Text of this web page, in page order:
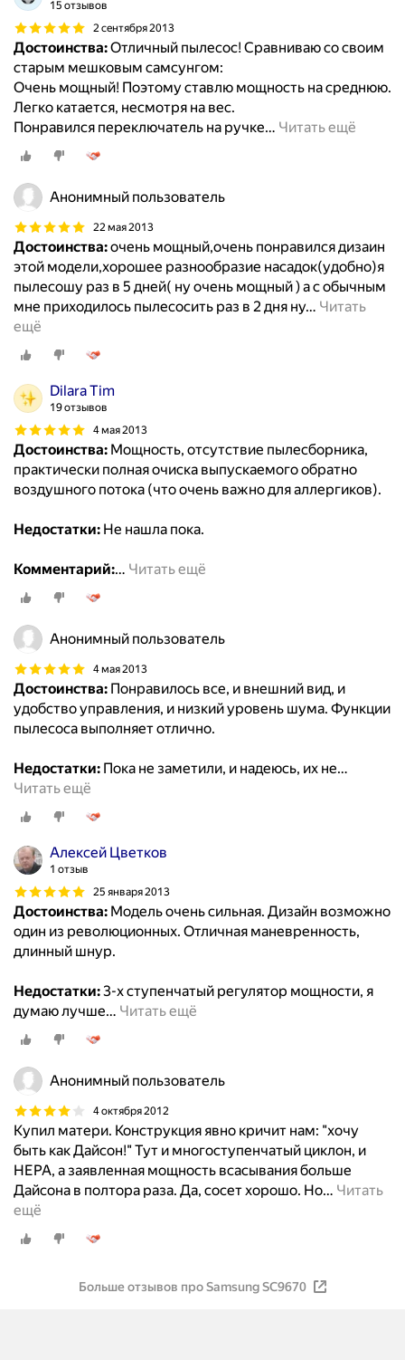
15 отзывов
2 сентября 2013
Достоинства:Отличный пылесос! Сравниваю со своим
старым мешковым самсунгом:
Очень мощный! Поэтому ставлю мощность на среднюю.
Легко катается, несмотря на вес.
Понравился переключатель на ручке… Читать ещё
Анонимный пользователь
22 мая 2013
Достоинства:очень мощный,очень понравился дизаин
этой модели,хорошее разнообразие насадок(удобно)я
пылесошу раз в 5 дней( ну очень мощный ) а с обычным
мне приходилось пылесосить раз в 2 дня ну… Читать
ещё
Dilara Tim
19 отзывов
4 мая 2013
Достоинства: Мощность, отсутствие пылесборника,
практически полная очиска выпускаемого обратно
воздушного потока (что очень важно для аллергиков).
Недостатки: Не нашла пока.
Комментарий:… Читать ещё
Анонимный пользователь
4 мая 2013
Достоинства: Понравилось все, и внешний вид, и
удобство управления, и низкий уровень шума. Функции
пылесоса выполняет отлично.
Недостатки: Пока не заметили, и надеюсь, их не…
Читать ещё
Алексей Цветков
1 отзыв
25 января 2013
Достоинства: Модель очень сильная. Дизайн возможно
один из революционных. Отличная маневренность,
длинный шнур.
Недостатки:3-х ступенчатый регулятор мощности, я
думаю лучше… Читать ещё
Анонимный пользователь
4 октября 2012
Купил матери. Конструкция явно кричит нам: "хочу
быть как Дайсон!" Тут и многоступенчатый циклон, и
HEPA, а заявленная мощность всасывания больше
Дайсона в полтора раза. Да, сосет хорошо. Но… Читать
ещё
Больше отзывов про Samsung SC9670